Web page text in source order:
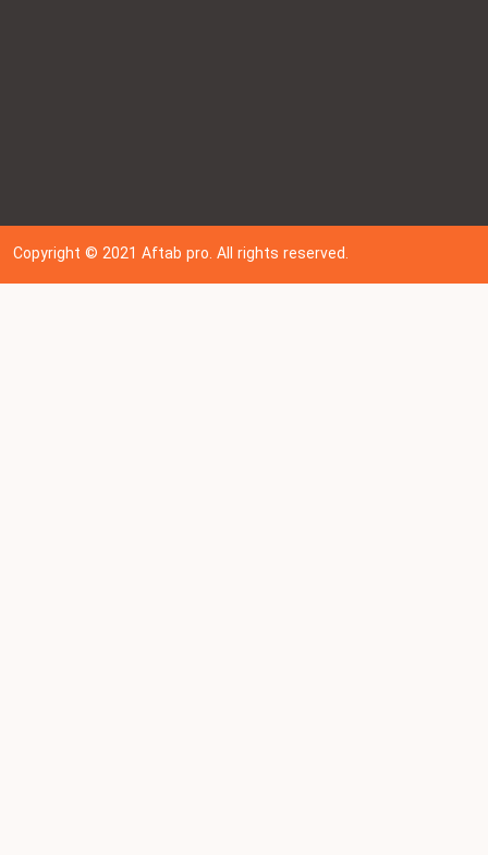
Copyright © 202 1Aftab pro. All rights reserved.